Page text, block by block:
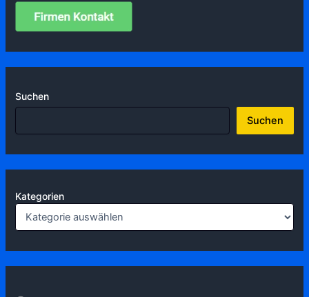
Suchen
Suchen
Kategorien